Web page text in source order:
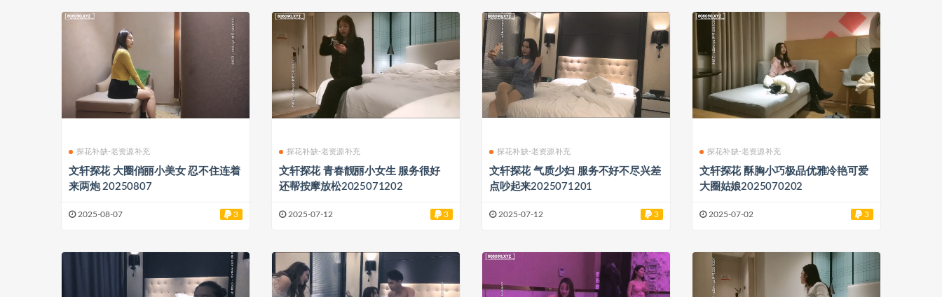
探花补缺-老资源补充
文轩探花 大圈俏丽小美女 忍不住连着
来两炮 20250807
2025-08-07 3
探花补缺-老资源补充
文轩探花 青春靓丽小女生 服务很好
还帮按摩放松2025071202
2025-07-12 3
探花补缺-老资源补充
文轩探花 气质少妇 服务不好不尽兴差
点吵起来2025071201
2025-07-12 3
探花补缺-老资源补充
文轩探花 酥胸小巧极品优雅冷艳可爱
大圈姑娘2025070202
2025-07-02 3